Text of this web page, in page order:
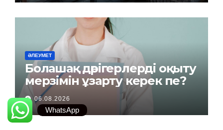
ӘЛЕУМЕТ
Болашақ дәрігерлерді оқыту
мерзімін ұзарту керек пе?
06.08.2026
WhatsApp